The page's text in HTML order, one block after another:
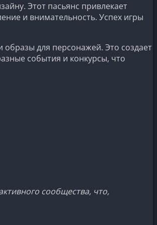
Этот пасьянс привлекает
и внимательность. Успех игры
для персонажей. Это создает
события и конкурсы, что
сообщества, что,